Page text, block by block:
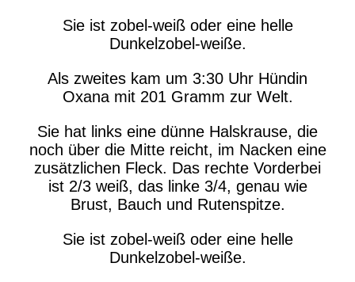
Sie ist zobel-weiß oder eine helle
Dunkelzobel-weiße.
Als zweites kam um 3:30 Uhr Hündin
Oxana mit 201 Gramm zur Welt.
Sie hat links eine dünne Halskrause, die
noch über die Mitte reicht, im Nacken eine
zusätzlichen Fleck. Das rechte Vorderbei
ist 2/3 weiß, das linke 3/4, genau wie
Brust, Bauch und Rutenspitze.
Sie ist zobel-weiß oder eine helle
Dunkelzobel-weiße.